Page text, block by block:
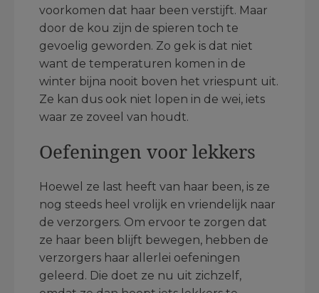
voorkomen dat haar been verstijft. Maar
door de kou zijn de spieren toch te
gevoelig geworden. Zo gek is dat niet
want de temperaturen komen in de
winter bijna nooit boven het vriespunt uit.
Ze kan dus ook niet lopen in de wei, iets
waar ze zoveel van houdt.
Oefeningen voor lekkers
Hoewel ze last heeft van haar been, is ze
nog steeds heel vrolijk en vriendelijk naar
de verzorgers. Om ervoor te zorgen dat
ze haar been blijft bewegen, hebben de
verzorgers haar allerlei oefeningen
geleerd. Die doet ze nu uit zichzelf,